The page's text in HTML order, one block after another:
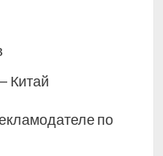
Китай
по